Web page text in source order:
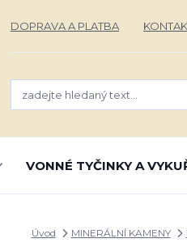
DOPRAVA A PLATBA
VONNÉ TYČINKY A
Úvod MINERÁLNÍ KAMENY